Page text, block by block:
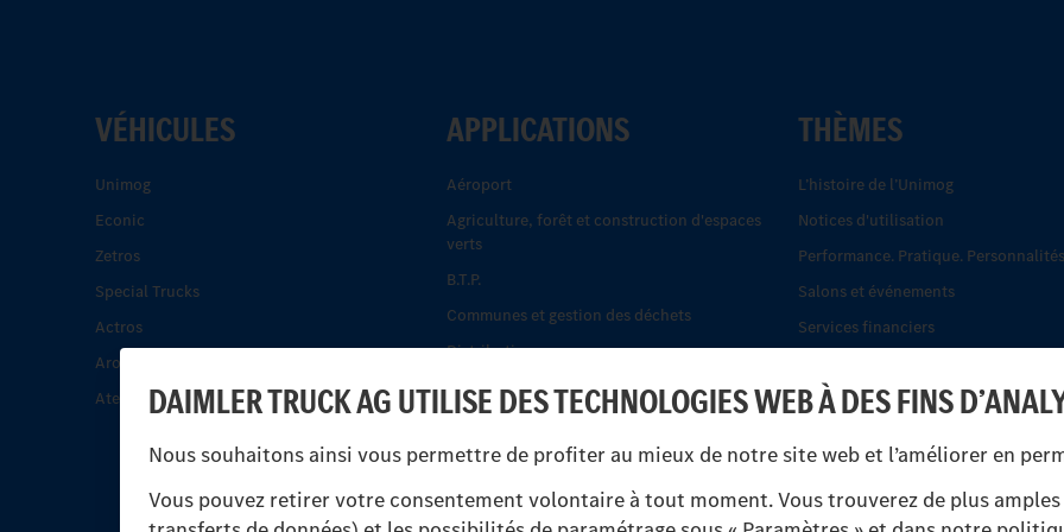
DAIMLER TRUCK AG UTILISE DES TECHNOLOGIES WEB À DES FINS
Nous souhaitons ainsi vous permettre de profiter au mieux de notre site web et l’améliorer en
Vous pouvez retirer votre consentement volontaire à tout moment. Vous trouverez de plus
VÉHICULES
Unimog
Econic
Zetros
Special Trucks
Actros
Arocs.
Atego.
APPLICATIONS
Aéroport
Agriculture, forêt et construction d'espaces
verts
B.T.P.
Communes et gestion des déchets
Distribution.
Énergie
Pompiers et protection civile
Rail-route
THÈMES
L’histoire de l’Unimog
Notices d'utilisation
Performance. Pratique.
Salons et événements
Services financiers
Trouver un partenaire